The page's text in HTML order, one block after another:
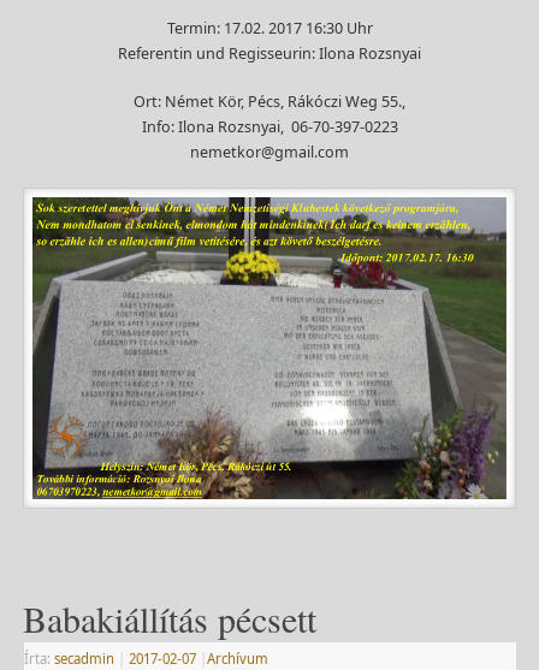
Termin: 17.02. 2017 16:30 Uhr
Referentin und Regisseurin: Ilona Rozsnyai
Ort: Német Kör, Pécs, Rákóczi Weg 55.,
Info: Ilona Rozsnyai, 06-70-397-0223
nemetkor@gmail.com
Babakiállítás pécsett
Írta: secadmin 2017-02-07
Archívum